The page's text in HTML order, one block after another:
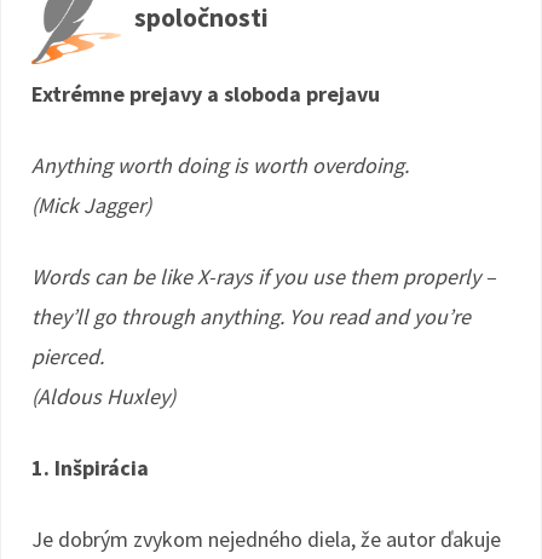
spoločnosti
Extrémne prejavy a sloboda prejavu
Anything worth doing is worth overdoing.
(Mick Jagger)
Words can be like X-rays if you use them properly –
they’ll go through anything. You read and you’re
pierced.
(Aldous Huxley)
1. Inšpirácia
Je dobrým zvykom nejedného diela, že autor ďakuje